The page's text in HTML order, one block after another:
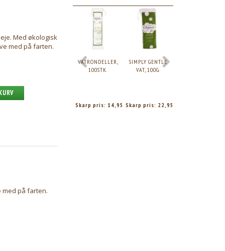
Med økologisk
med på farten.
med på farten.
VATRONDELLER,
100STK.
Skarp pris:14,95
SIMPLY GENTLE
VAT, 100G.
Skarp pris: 22,95